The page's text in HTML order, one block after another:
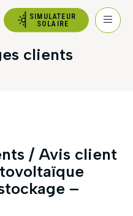
SIMULATEUR
SOLAIRE
clients
/ Avis client
–